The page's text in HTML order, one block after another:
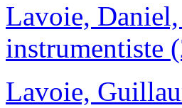
Lavoie,
instrumentiste
Lavoie,